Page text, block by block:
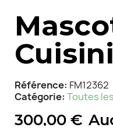
Référence FM12362
Catégorie Toutes
300,00 €